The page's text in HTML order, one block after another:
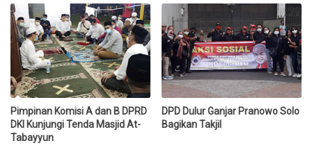
Pimpinan Komisi A dan B DPRD
DKI Kunjungi Tenda Masjid At-
Tabayyun
DPD Dulur Ganjar Pranowo Solo
Bagikan Takjil